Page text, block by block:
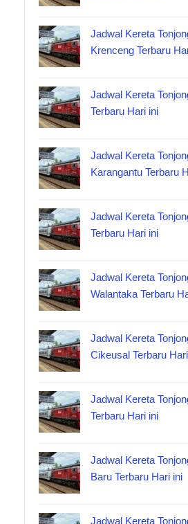
Jadwal Kereta
Krenceng Terbaru
Jadwal Kereta
Terbaru Hari ini
Jadwal Kereta
Karangantu Terbaru
Jadwal Kereta
Terbaru Hari ini
Jadwal Kereta
Walantaka Terbaru
Jadwal Kereta
Cikeusal Terbaru
Jadwal Kereta
Terbaru Hari ini
Jadwal Kereta
Baru Terbaru Hari ini
Jadwal Kereta